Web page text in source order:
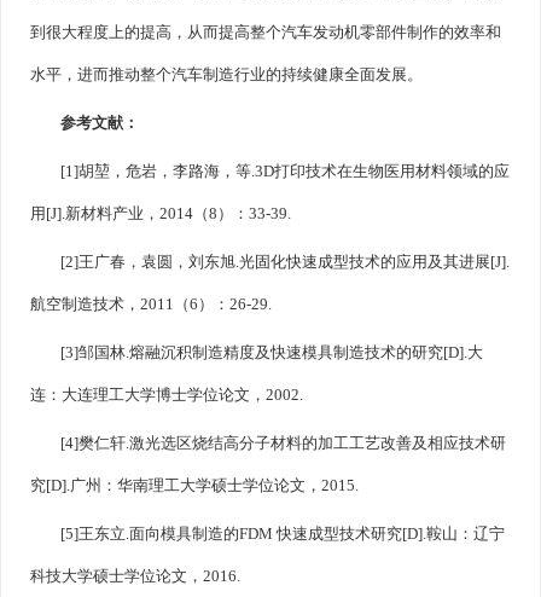
到很大程度上的提高，从而提高整个汽车发动机零部件制作的效率和
水平，进而推动整个汽车制造行业的持续健康全面发展。
参考文献：
[1]胡堃，危岩，李路海，等.3D打印技术在生物医用材料领域的应
用[J].新材料产业，2014（8）：33-39.
[2]王广春，袁圆，刘东旭.光固化快速成型技术的应用及其进展[J].
航空制造技术，2011（6）：26-29.
[3]邹国林.熔融沉积制造精度及快速模具制造技术的研究[D].大
连：大连理工大学博士学位论文，2002.
[4]樊仁轩.激光选区烧结高分子材料的加工工艺改善及相应技术研
究[D].广州：华南理工大学硕士学位论文，2015.
[5]王东立.面向模具制造的FDM 快速成型技术研究[D].鞍山：辽宁
科技大学硕士学位论文，2016.